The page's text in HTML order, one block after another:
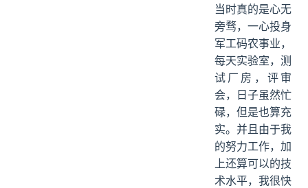
当时真的是心无
旁骛，一心投身
军工码农事业，
每天实验室，测
试厂房，评审
会，日子虽然忙
碌，但是也算充
实。并且由于我
的努力工作，加
上还算可以的技
术水平，我很快